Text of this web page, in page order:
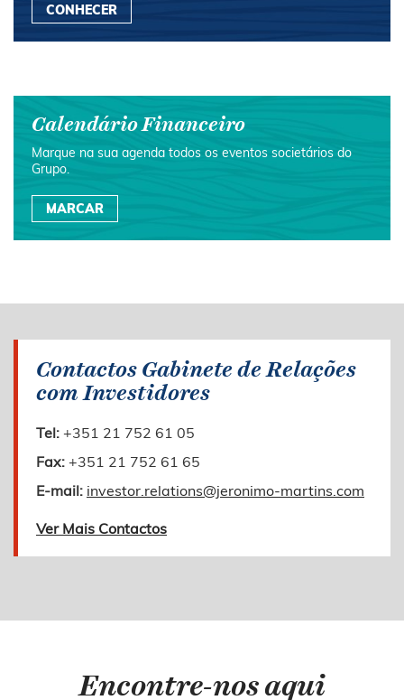
CONHECER
Calendário Financeiro
Marque na sua agenda todos os eventos societários do
Grupo.
MARCAR
Contactos Gabinete de Relações
com Investidores
Tel: +351 21 752 61 05
Fax: +351 21 752 61 65
E-mail: investor.relations@jeronimo-martins.com
Ver Mais Contactos
Encontre-nos aqui